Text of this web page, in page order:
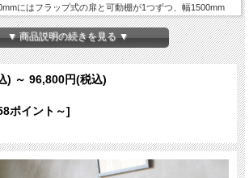
にはフラップ式の扉と可動棚が1つずつ、幅1500mm
。フラップ式扉の背面には、配線を通せる隙間が広めに
の先にはアジャスターがあり、微妙な高さ調節が可能。
め5本のアイアン脚が付いています。
からお選びいただけます（サイズによって価格が変
次完売となっていくシステムです。入荷時期はお問い合
料が必要です（一覧表参照）。ご注文いただいた後に、
▼ 商品説明の続きを見る ▼
) ～ 96,800円(税込)
ポイント～]